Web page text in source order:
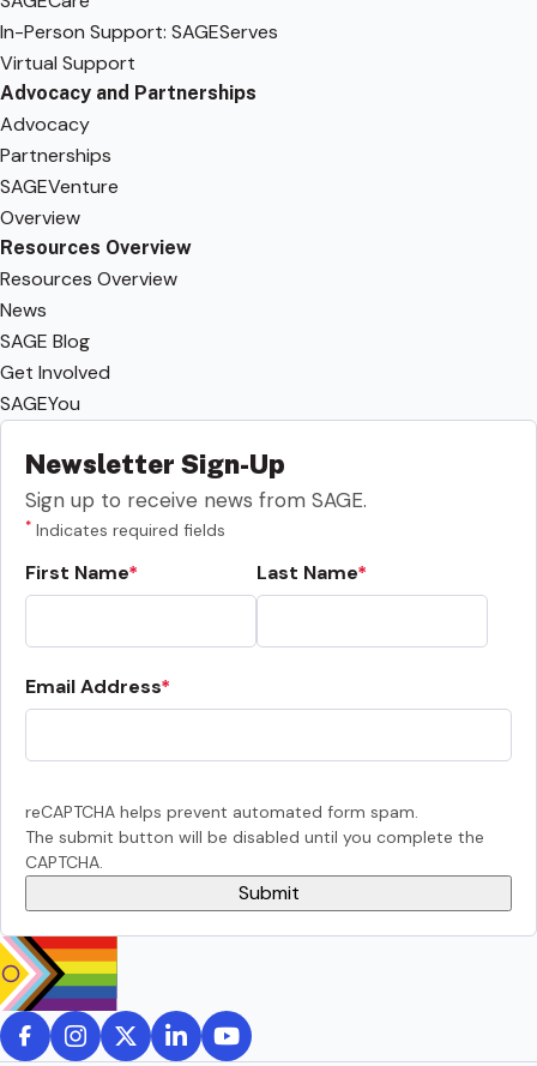
In-Person Support: SAGEServes
Virtual Support
Advocacy and Partnerships
Advocacy
Partnerships
SAGEVenture
Overview
Resources Overview
Resources Overview
News
SAGE Blog
Get Involved
SAGEYou
Newsletter Sign-Up
Sign up to receive news from SAGE.
* Indicates required fields
First Name Last Name
Email Address
reCAPTCHA helps prevent automated form spam.
The submit button will be disabled until you complete the
CAPTCHA.